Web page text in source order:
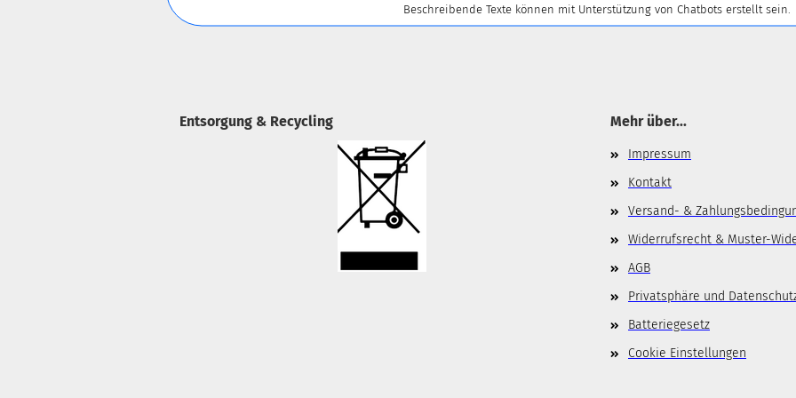
Beschreibende Texte können mit Unterstützung von Chatbots erstellt sein.
Entsorgung & Recycling Mehr über...
Impressum
Kontakt
Versand- &
Widerrufsrecht & Muster-
AGB
Privatsphäre und
Batteriegesetz
Cookie Einstellungen